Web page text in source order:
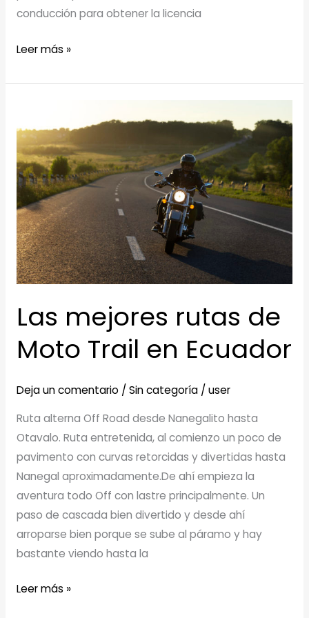
conducción para obtener la licencia
8
PARA
MOTERO
PRINCIPIANTE
Leer más »
Las mejores rutas de
Moto Trail en Ecuador
Deja un comentario / Sin categoría/ user
Ruta alterna Off Road desde Nanegalito hasta
Otavalo. Ruta entretenida, al comienzo un poco de
pavimento con curvas retorcidas y divertidas hasta
Nanegal aproximadamente.De ahí empieza la
aventura todo Off con lastre principalmente. Un
paso de cascada bien divertido y desde ahí
arroparse bien porque se sube al páramo y hay
bastante viendo hasta la
Las
Leer más »